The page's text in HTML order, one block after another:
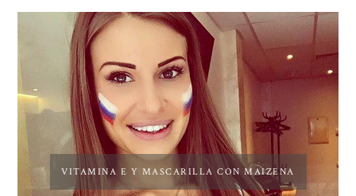
VITAMINA E Y MASCARILLA CON MAIZENA